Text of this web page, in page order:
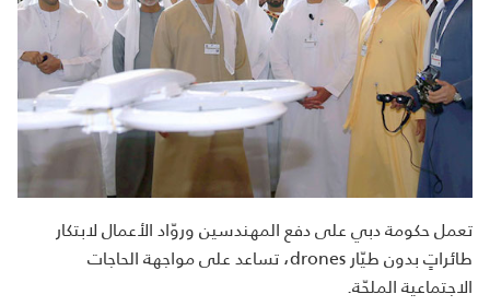
تعمل حكومة دبي على دفع المهندسين وروّاد الأعمال لابتكار
طائراتٍ بدون طيّار drones، تساعد على مواجهة الحاجات
الاجتماعية الملحّة.